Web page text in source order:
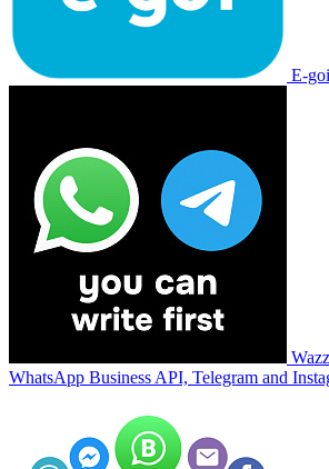
E-
WhatsApp Business API, Telegram and